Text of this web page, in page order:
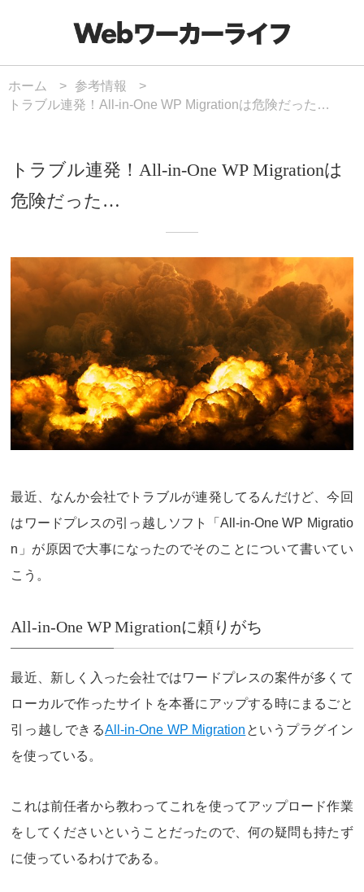
ホーム
参考情報
トラブル連発！All-in-One WP Migrationは危険だった…
トラブル連発！All-in-One WP Migrationは
危険だった…
最近、なんか会社でトラブルが連発してるんだけど、今回
はワードプレスの引っ越しソフト「All-in-One WP Migratio
n」が原因で大事になったのでそのことについて書いてい
こう。
All-in-One WP Migrationに頼りがち
最近、新しく入った会社ではワードプレスの案件が多くて
ローカルで作ったサイトを本番にアップする時にまるごと
引っ越しできるAll-in-One WP Migration というプラグイン
を使っている。
これは前任者から教わってこれを使ってアップロード作業
をしてくださいということだったので、何の疑問も持たず
に使っているわけである。